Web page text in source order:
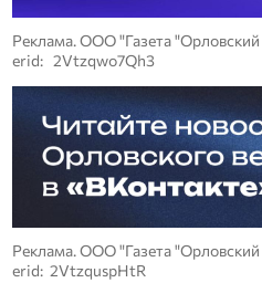
Реклама. ООО "Газета
erid: 2Vtzqwo7Qh3
Реклама. ООО "Газета
erid: 2VtzquspHtR